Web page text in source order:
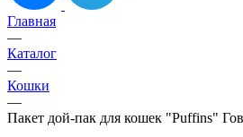
Главная
—
Каталог
—
Кошки
—
Пакет дой-пак для кошек "Puffins"